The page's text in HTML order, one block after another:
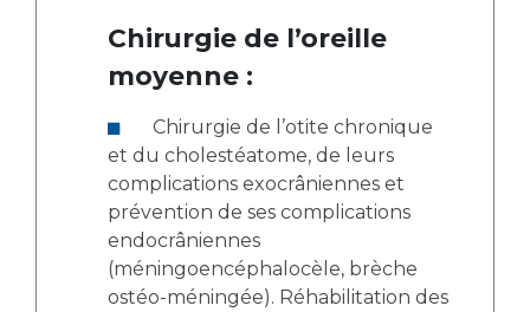
Chirurgie de l’oreille
moyenne :
et du cholestéatome, de leurs
complications exocrâniennes et
prévention de ses complications
endocrâniennes
(méningoencéphalocèle, brèche
ostéo-méningée). Réhabilitation des